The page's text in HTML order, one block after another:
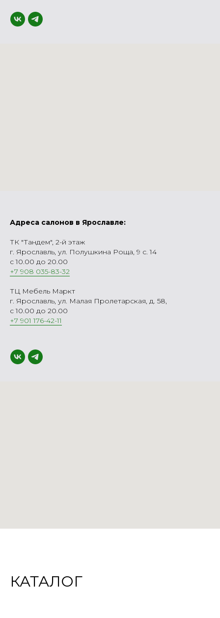
Адреса салонов в Ярославле:
ТК "Тандем", 2-й этаж
г. Ярославль, ул. Полушкина Роща, 9 с. 14
с 10.00 до 20.00
+7 908 035-83-32
ТЦ Мебель Маркт
г. Ярославль, ул. Малая Пролетарская, д. 58,
с 10.00 до 20.00
+7 901 176-42-11
КАТАЛОГ